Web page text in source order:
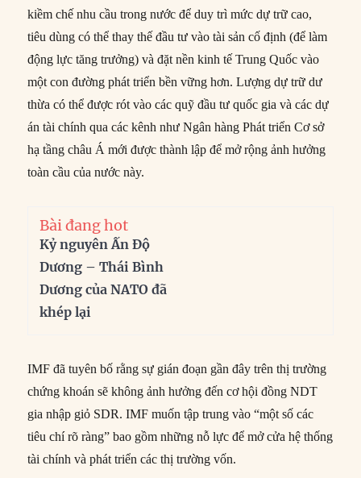
kiềm chế nhu cầu trong nước để duy trì mức dự trữ cao,
tiêu dùng có thể thay thế đầu tư vào tài sản cố định (để làm
động lực tăng trưởng) và đặt nền kinh tế Trung Quốc vào
một con đường phát triển bền vững hơn. Lượng dự trữ dư
thừa có thể được rót vào các quỹ đầu tư quốc gia và các dự
án tài chính qua các kênh như Ngân hàng Phát triển Cơ sở
hạ tầng châu Á mới được thành lập để mở rộng ảnh hưởng
toàn cầu của nước này.
Bài đang hot
Kỷ nguyên Ấn Độ
Dương – Thái Bình
Dương của NATO đã
khép lại
IMF đã tuyên bố rằng sự gián đoạn gần đây trên thị trường
chứng khoán sẽ không ảnh hưởng đến cơ hội đồng NDT
gia nhập giỏ SDR. IMF muốn tập trung vào “một số các
tiêu chí rõ ràng” bao gồm những nỗ lực để mở cửa hệ thống
tài chính và phát triển các thị trường vốn.